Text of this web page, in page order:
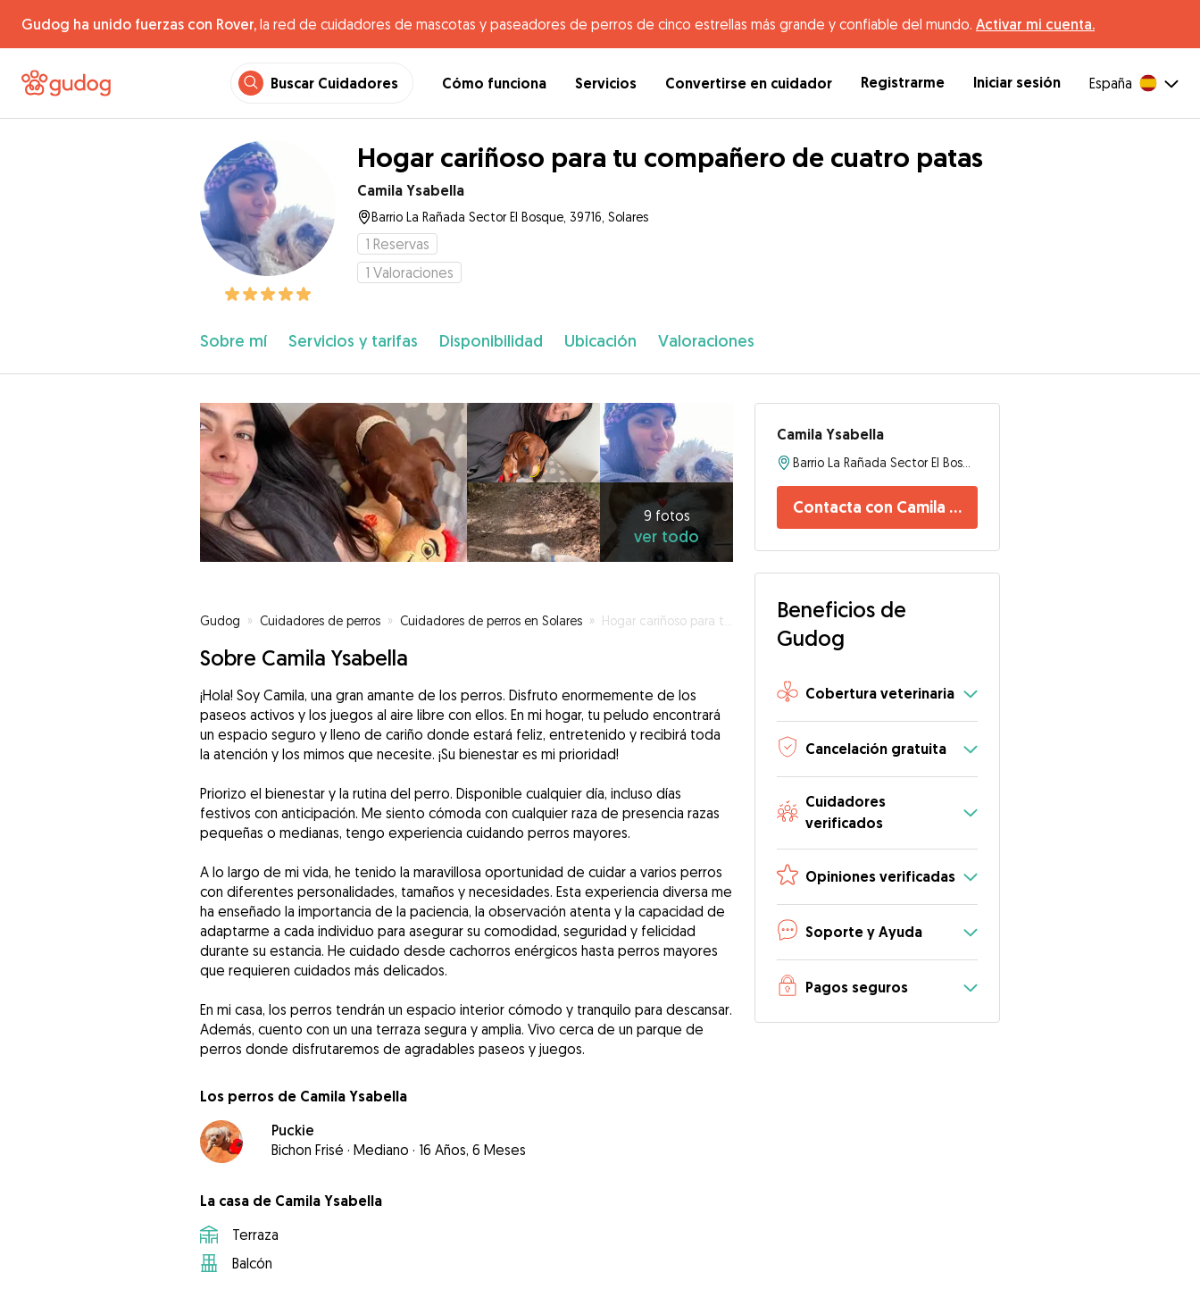
Gudog ha unido fuerzas con Rover, la red de cuidadores de mascotas y paseadores de perros de cinco estrellas más grande y confiable del mundo. Activar mi cuenta.
Buscar Cuidadores Cómo funciona Servicios Convertirse en cuidador Registrarme Iniciar sesión España
Hogar cariñoso para tu compañero de cuatro patas
Camila Ysabella
Barrio La Rañada Sector El Bosque, 39716, Solares
1 Reservas
1 Valoraciones
Sobre mí Servicios y tarifas Disponibilidad Ubicación Valoraciones
9 fotos
ver todo
Gudog » Cuidadores de perros » Cuidadores de perros en Solares » Hogar cariñoso para tu compañero de cuatro patas
Sobre Camila Ysabella
¡Hola! Soy Camila, una gran amante de los perros. Disfruto enormemente de los
paseos activos y los juegos al aire libre con ellos. En mi hogar, tu peludo encontrará
un espacio seguro y lleno de cariño donde estará feliz, entretenido y recibirá toda
la atención y los mimos que necesite. ¡Su bienestar es mi prioridad!
Priorizo el bienestar y la rutina del perro. Disponible cualquier día, incluso días
festivos con anticipación. Me siento cómoda con cualquier raza de presencia razas
pequeñas o medianas, tengo experiencia cuidando perros mayores.
A lo largo de mi vida, he tenido la maravillosa oportunidad de cuidar a varios perros
con diferentes personalidades, tamaños y necesidades. Esta experiencia diversa me
ha enseñado la importancia de la paciencia, la observación atenta y la capacidad de
adaptarme a cada individuo para asegurar su comodidad, seguridad y felicidad
durante su estancia. He cuidado desde cachorros enérgicos hasta perros mayores
que requieren cuidados más delicados.
En mi casa, los perros tendrán un espacio interior cómodo y tranquilo para descansar.
Además, cuento con un una terraza segura y amplia. Vivo cerca de un parque de
perros donde disfrutaremos de agradables paseos y juegos.
Los perros de Camila Ysabella
Puckie
Bichon Frisé · Mediano · 16 Años, 6 Meses
La casa de Camila Ysabella
Terraza
Balcón
Camila Ysabella
Contacta con Camila Ysabella
Beneficios de
Gudog
Cobertura veterinaria
Cancelación gratuita
Cuidadores
verificados
Opiniones verificadas
Soporte y Ayuda
Pagos seguros